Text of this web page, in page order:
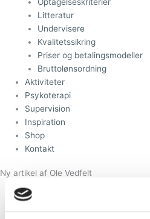
Litteratur
Undervisere
Kvalitetssikring
Priser og betalingsmodeller
Bruttolønsordning
Aktiviteter
Psykoterapi
Supervision
Inspiration
Shop
Kontakt
Ny artikel af Ole Vedfelt
Torben Hansen
19. marts 2017